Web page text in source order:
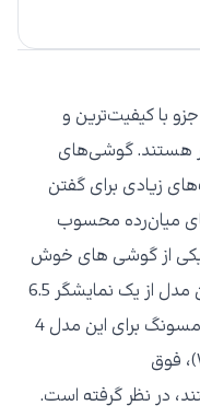
با کیفیت‌ترین و
هستند. گوشی‌های
زیادی برای گفتن
میان‌رده محسوب
از گوشی های خوش
ساخت و پرطرفدار سامسونگ است. این مدل از یک نمایشگر 6.5
بهره می‌برد. سامسونگ برای این مدل 4
)، فوق
در نظر گرفته است.